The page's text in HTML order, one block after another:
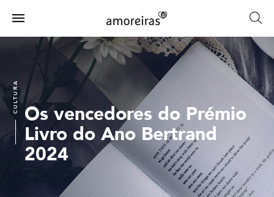
main
content
Home
Menu
CULTURA
Os vencedores do Prémio
Livro do Ano Bertrand
2024